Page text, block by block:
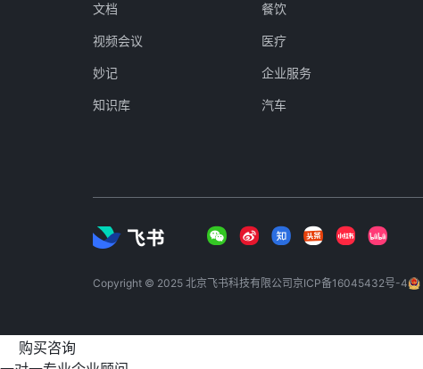
文档
视频会议
妙记
知识库
餐饮
医疗
企业服务
汽车
Copyright © 2025 北京飞书科技有限公司京ICP备16045432号-4
购买咨询